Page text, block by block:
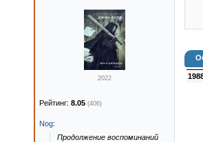
2022
Рейтинг: 8.05 (406)
Nog:
Продолжение воспоминаний